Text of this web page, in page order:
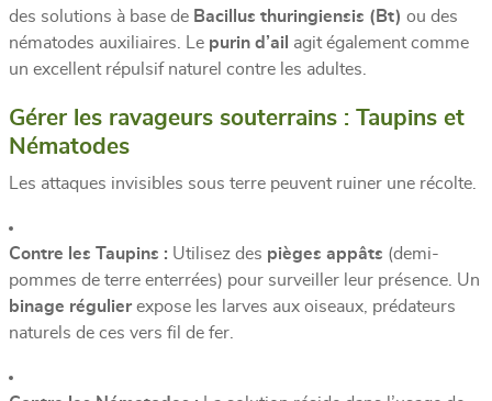
des solutions à base de Bacillus thuringiensis (Bt) ou des
nématodes auxiliaires. Le purin d’ail
agit également comme
un excellent répulsif naturel contre les adultes.
Gérer les ravageurs souterrains : Taupins et
Nématodes
Les attaques invisibles sous terre peuvent ruiner une récolte.
Contre les Taupins : Utilisez des pièges appâts (demi-
pommes de terre enterrées) pour surveiller leur présence. Un
binage régulier expose les larves aux oiseaux, prédateurs
naturels de ces vers fil de fer.